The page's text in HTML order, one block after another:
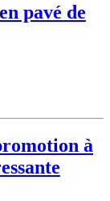
pavé de
à